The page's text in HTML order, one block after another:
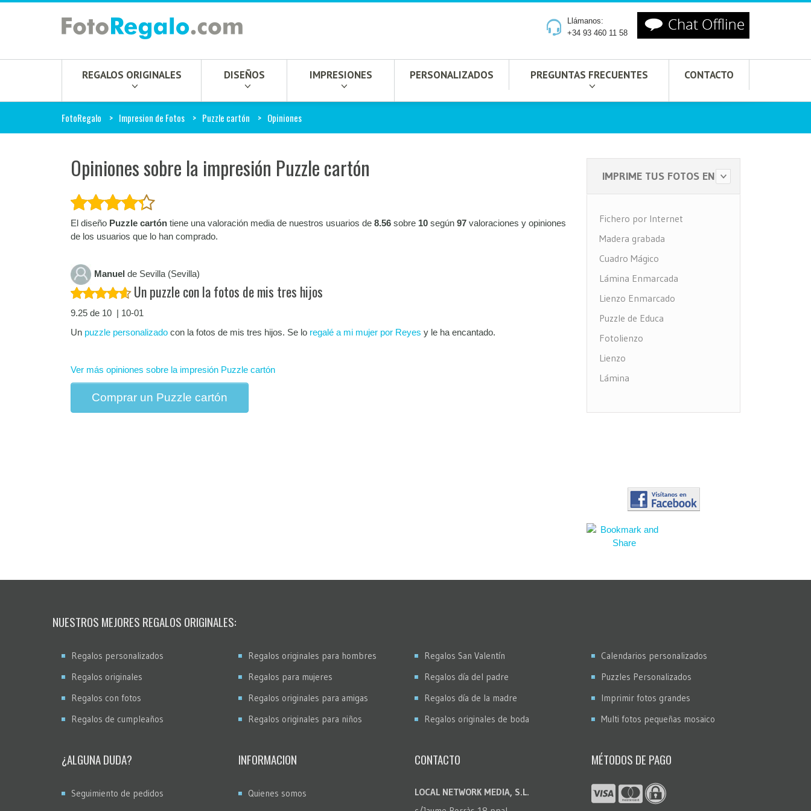
Llámanos:
+34 93 460 11 58
REGALOS ORIGINALES DISEÑOS IMPRESIONES PERSONALIZADOS PREGUNTAS FRECUENTES CONTACTO
FotoRegalo Impresion de Fotos Puzzle cartón Opiniones
Opiniones sobre la impresión Puzzle cartón
El diseño Puzzle cartón tiene una valoración media de nuestros usuarios de 8.56 sobre 10 según 97 valoraciones y opiniones
de los usuarios que lo han comprado.
Manuel de Sevilla (Sevilla)
Un puzzle con la fotos de mis tres hijos
9.25 de 10 | 10-01
Un puzzle personalizado con la fotos de mis tres hijos. Se lo regalé a mi mujer por Reyes y le ha encantado.
Ver más opiniones sobre la impresión Puzzle cartón
Comprar un Puzzle cartón
IMPRIME TUS FOTOS EN
Fichero por Internet
Madera grabada
Cuadro Mágico
Lámina Enmarcada
Lienzo Enmarcado
Puzzle de Educa
Fotolienzo
Lienzo
Lámina
NUESTROS MEJORES REGALOS ORIGINALES:
Regalos personalizados
Regalos originales
Regalos con fotos
Regalos de cumpleaños
Regalos originales para hombres
Regalos para mujeres
Regalos originales para amigas
Regalos originales para niños
Regalos San Valentín
Regalos día del padre
Regalos día de la madre
Regalos originales de boda
Calendarios personalizados
Puzzles Personalizados
Imprimir fotos grandes
Multi fotos pequeñas mosaico
¿ALGUNA DUDA?
Seguimiento de pedidos
INFORMACION
Quienes somos
CONTACTO
LOCAL NETWORK MEDIA, S.L.
MÉTODOS DE PAGO